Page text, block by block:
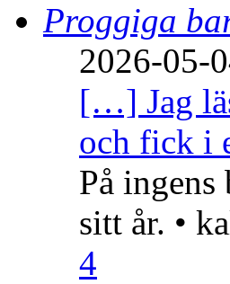
Proggiga
2026-05-
[…] Jag
och fick i
På ingens
sitt år. •
4